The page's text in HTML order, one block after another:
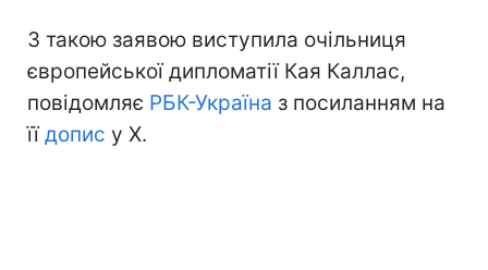
З такою заявою виступила очільниця
європейської дипломатії Кая Каллас,
повідомляє РБК-Україна з посиланням на
їїдопис у Х.